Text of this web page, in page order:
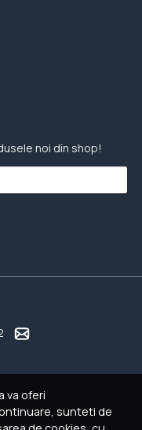
va oferi
sunteti de
noi din shop!